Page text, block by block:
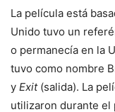
La película está
Unido tuvo un
o permanecía en la
tuvo como nombre
y Exit (salida). La
utilizaron durante el